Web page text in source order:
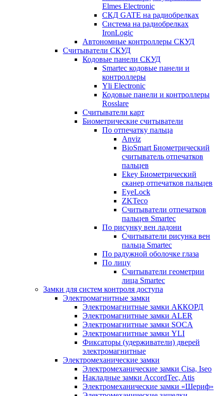
Elmes Electronic
СКД GATE на радиобрелках
Система на радиобрелках
IronLogic
Автономные контроллеры СКУД
Считыватели СКУД
Кодовые панели СКУД
Smartec кодовые панели и
контроллеры
Yli Electronic
Кодовые панели и контроллеры
Rosslare
Считыватели карт
Биометрические считыватели
По отпечатку пальца
Anviz
BioSmart Биометрический
считыватель отпечатков
пальцев
Ekey Биометрический
сканер отпечатков пальцев
EyeLock
ZKTeco
Считыватели отпечатков
пальцев Smartec
По рисунку вен ладони
Считыватели рисунка вен
пальца Smartec
По радужной оболочке глаза
По лицу
Считыватели геометрии
лица Smartec
Замки для систем контроля доступа
Электромагнитные замки
Электромагнитные замки АККОРД
Электромагнитные замки ALER
Электромагнитные замки SOCA
Электромагнитные замки YLI
Фиксаторы (удерживатели) дверей
электромагнитные
Электромеханические замки
Электромеханические замки Cisa, Iseo
Накладные замки AccordTec, Atis
Электромеханические замки «Шериф»